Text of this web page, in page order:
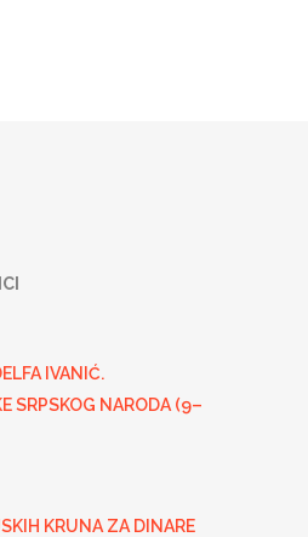
IVANIĆ.
SRPSKOG NARODA (9–
KRUNA ZA DINARE